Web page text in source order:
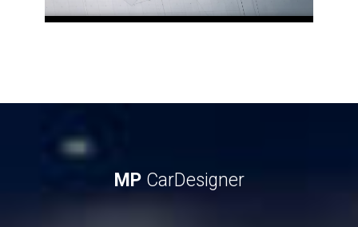
MPCarDesigner